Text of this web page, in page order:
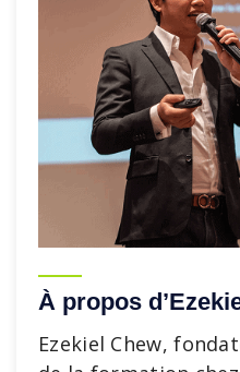
À propos
Ezekiel Chew,